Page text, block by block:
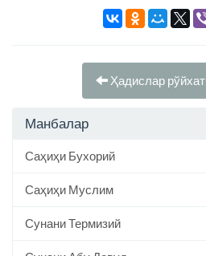
Ҳадислар
Манбалар
Саҳиҳи Бухорий
Саҳиҳи Муслим
Сунани Термизий